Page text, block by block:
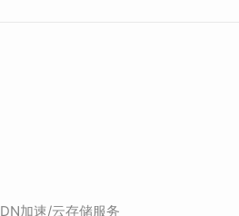
加速/云存储服务